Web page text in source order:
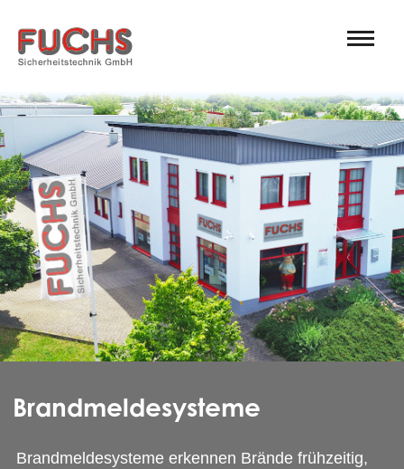
Brandmeldesysteme
Brandmeldesysteme erkennen Brände frühzeitig,